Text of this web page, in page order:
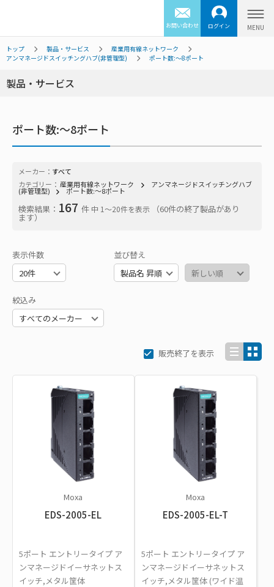
お問い合わせ ログイン
トップ 製品・サービス
産業用有線ネットワーク
アンマネージドスイッチングハブ(非管理型)
ポート数:～8ポート
製品・サービス
ポート数:～8ポート
メーカー： すべて
カテゴリー： 産業用有線ネットワーク アンマネージドスイッチングハブ
(非管理型) ポート数:～8ポート
検索結果： 167 件 中 1〜20件を表示 （60件の終了製品があり
ます）
表示件数 並び替え
絞込み
販売終了を表示
Moxa
EDS-2005-EL
5ポート エントリータイプ ア
ンマネージドイーサネットス
イッチ,メタル筐体
Moxa
EDS-2005-EL-T
5ポート エントリータイプ ア
ンマネージドイーサネットス
イッチ,メタル筐体 (ワイド温